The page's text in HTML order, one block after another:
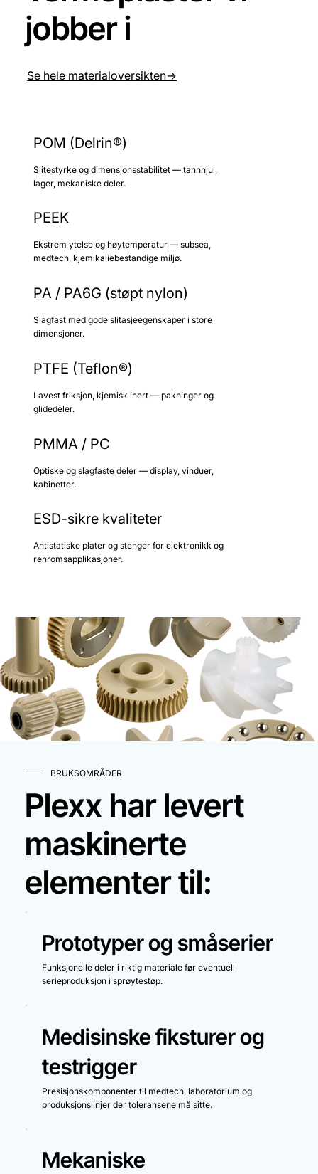
jobber i
Se hele materialoversikten->
POM (Delrin®)
Slitestyrke og dimensjonsstabilitet — tannhjul,
lager, mekaniske deler.
PEEK
Ekstrem ytelse og høytemperatur — subsea,
medtech, kjemikaliebestandige miljø.
PA / PA6G (støpt nylon)
Slagfast med gode slitasjeegenskaper i store
dimensjoner.
PTFE (Teflon®)
Lavest friksjon, kjemisk inert — pakninger og
glidedeler.
PMMA / PC
Optiske og slagfaste deler — display, vinduer,
kabinetter.
ESD-sikre kvaliteter
Antistatiske plater og stenger for elektronikk og
renromsapplikasjoner.
BRUKSOMRÅDER
Plexx har levert
maskinerte
elementer til:
Prototyper og småserier
Funksjonelle deler i riktig materiale før eventuell
serieproduksjon i sprøytestøp.
Medisinske fiksturer og
testrigger
Presisjonskomponenter til medtech, laboratorium og
produksjonslinjer der toleransene må sitte.
Mekaniske